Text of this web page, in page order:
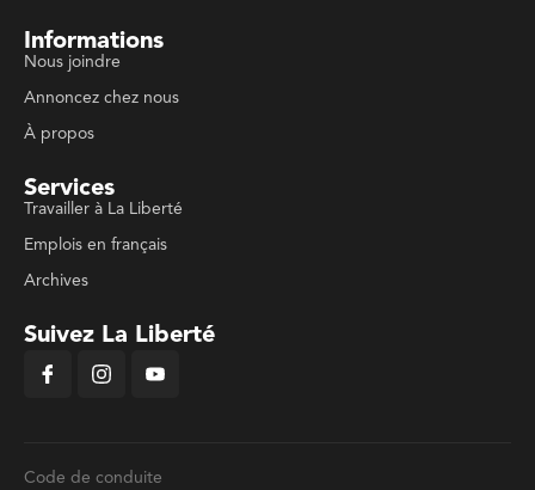
Informations
Nous joindre
Annoncez chez nous
À propos
Services
Travailler à La Liberté
Emplois en français
Archives
Suivez La Liberté
Code de conduite